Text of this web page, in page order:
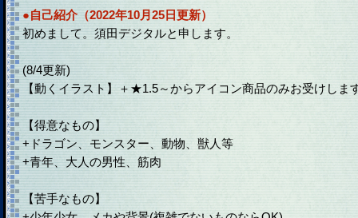
●自己紹介（2022年10月25日更新）
初めまして。須田デジタルと申します。
(8/4更新)
【動くイラスト】＋★1.5～からアイコン商品のみお受けしま
【得意なもの】
+ドラゴン、モンスター、動物、獣人等
+青年、大人の男性、筋肉
【苦手なもの】